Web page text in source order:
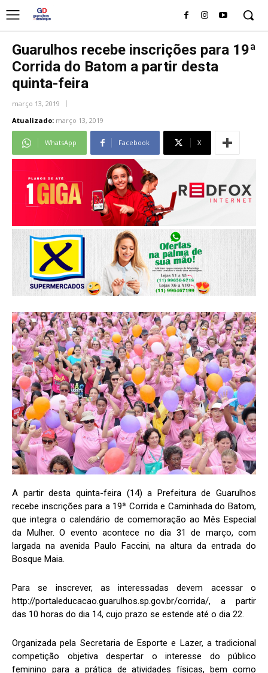
Guarulhos recebe inscrições para 19ª
Corrida do Batom a partir desta
quinta-feira
março 13, 2019
Atualizado: março 13, 2019
WhatsApp Facebook X
A partir desta quinta-feira (14) a Prefeitura de Guarulhos
recebe inscrições para a 19ª Corrida e Caminhada do Batom,
que integra o calendário de comemoração ao Mês Especial
da Mulher. O evento acontece no dia 31 de março, com
largada na avenida Paulo Faccini, na altura da entrada do
Bosque Maia.
Para se inscrever, as interessadas devem acessar o
http://portaleducacao.guarulhos.sp.gov.br/corrida/, a partir
das 10 horas do dia 14, cujo prazo se estende até o dia 22.
Organizada pela Secretaria de Esporte e Lazer, a tradicional
competição objetiva despertar o interesse do público
feminino para a prática de atividades físicas, bem como